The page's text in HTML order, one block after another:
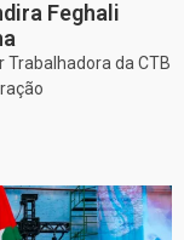
Feghali
Trabalhadora da CTB